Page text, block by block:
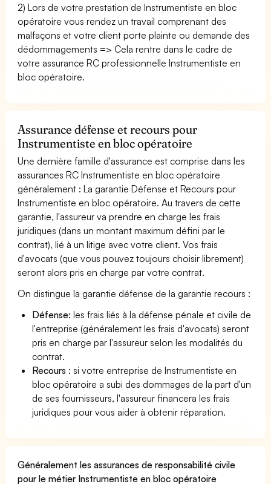
2) Lors de votre prestation de Instrumentiste en bloc
opératoire vous rendez un travail comprenant des
malfaçons et votre client porte plainte ou demande des
dédommagements => Cela rentre dans le cadre de
votre assurance RC professionnelle Instrumentiste en
bloc opératoire.
Assurance défense et recours pour
Instrumentiste en bloc opératoire
Une dernière famille d'assurance est comprise dans les
assurances RC Instrumentiste en bloc opératoire
généralement : La garantie Défense et Recours pour
Instrumentiste en bloc opératoire. Au travers de cette
garantie, l'assureur va prendre en charge les frais
juridiques (dans un montant maximum défini par le
contrat), lié à un litige avec votre client. Vos frais
d'avocats (que vous pouvez toujours choisir librement)
seront alors pris en charge par votre contrat.
On distingue la garantie défense de la garantie recours :
Défense: les frais liés à la défense pénale et civile de
l'entreprise (généralement les frais d'avocats) seront
pris en charge par l'assureur selon les modalités du
contrat.
Recours : si votre entreprise de Instrumentiste en
bloc opératoire a subi des dommages de la part d'un
de ses fournisseurs, l'assureur financera les frais
juridiques pour vous aider à obtenir réparation.
Généralement les assurances de responsabilité civile
pour le métier Instrumentiste en bloc opératoire